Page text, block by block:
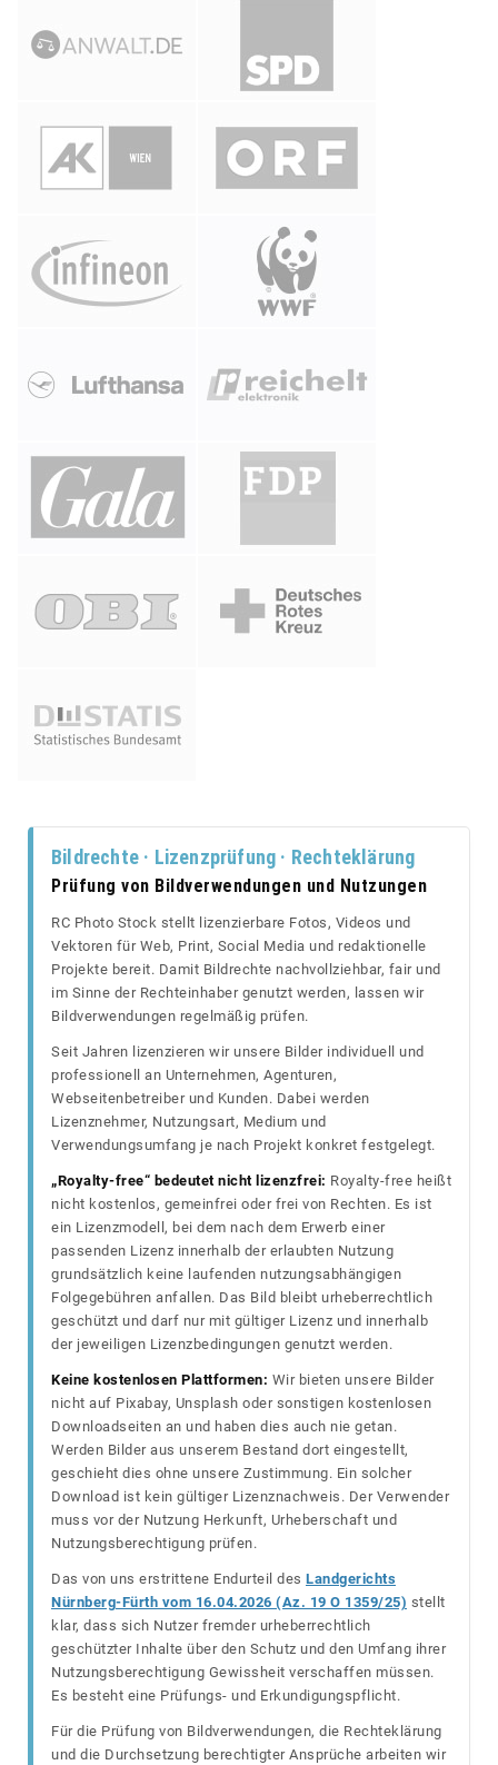
Bildrechte · Lizenzprüfung · Rechteklärung
Prüfung von Bildverwendungen und Nutzungen
RC Photo Stock stellt lizenzierbare Fotos, Videos und
Vektoren für Web, Print, Social Media und redaktionelle
Projekte bereit. Damit Bildrechte nachvollziehbar, fair und
im Sinne der Rechteinhaber genutzt werden, lassen wir
Bildverwendungen regelmäßig prüfen.
Seit Jahren lizenzieren wir unsere Bilder individuell und
professionell an Unternehmen, Agenturen,
Webseitenbetreiber und Kunden. Dabei werden
Lizenznehmer, Nutzungsart, Medium und
Verwendungsumfang je nach Projekt konkret festgelegt.
„Royalty-free“ bedeutet nicht lizenzfrei: Royalty-free heißt
nicht kostenlos, gemeinfrei oder frei von Rechten. Es ist
ein Lizenzmodell, bei dem nach dem Erwerb einer
passenden Lizenz innerhalb der erlaubten Nutzung
grundsätzlich keine laufenden nutzungsabhängigen
Folgegebühren anfallen. Das Bild bleibt urheberrechtlich
geschützt und darf nur mit gültiger Lizenz und innerhalb
der jeweiligen Lizenzbedingungen genutzt werden.
Keine kostenlosen Plattformen: Wir bieten unsere Bilder
nicht auf Pixabay, Unsplash oder sonstigen kostenlosen
Downloadseiten an und haben dies auch nie getan.
Werden Bilder aus unserem Bestand dort eingestellt,
geschieht dies ohne unsere Zustimmung. Ein solcher
Download ist kein gültiger Lizenznachweis. Der Verwender
muss vor der Nutzung Herkunft, Urheberschaft und
Nutzungsberechtigung prüfen.
Das von uns erstrittene Endurteil des Landgerichts
Nürnberg-Fürth vom 16.04.2026 (Az. 19 O 1359/25) stellt
klar, dass sich Nutzer fremder urheberrechtlich
geschützter Inhalte über den Schutz und den Umfang ihrer
Nutzungsberechtigung Gewissheit verschaffen müssen.
Es besteht eine Prüfungs- und Erkundigungspflicht.
Für die Prüfung von Bildverwendungen, die Rechteklärung
und die Durchsetzung berechtigter Ansprüche arbeiten wir